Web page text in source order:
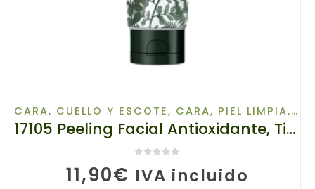
CARA, CUELLO Y ESCOTE, CARA, PIEL LIMPIA,
17105 Peeling Facial Antioxidante, TianDe, 120g, Limpieza profunda con ácidos de frutas
11,90€ IVA incluido